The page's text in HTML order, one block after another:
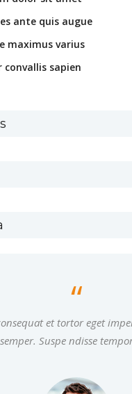
ante quis augue
maximus varius
convallis sapien
et tortor eget
Suspe ndisse